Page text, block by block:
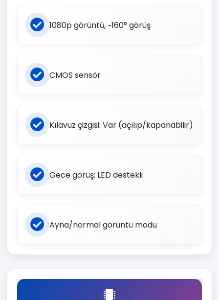
1080p görüntü, ~160° görüş
CMOS sensör
Kılavuz çizgisi: Var (açılıp/kapanabilir)
Gece görüş: LED destekli
Ayna/normal görüntü modu